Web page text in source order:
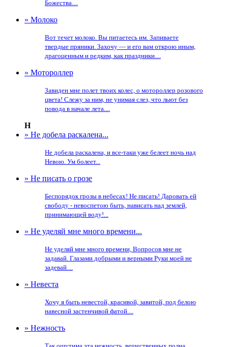
Божества....
» Молоко
Вот течет молоко. Вы питаетесь им. Запиваете
твердые пряники. Захочу — и его вам открою иным,
драгоценным и редким, как праздники....
» Мотороллер
Завиден мне полет твоих колес, о мотороллер розового
цвета! Слежу за ним, не унимая слез, что льют без
повода в начале лета....
Н
» Не добела раскалена...
Не добела раскалена, и все-таки уже белеет ночь над
Невою. Ум болеет...
» Не писать о грозе
Беспорядок грозы в небесах! Не писать! Даровать ей
свободу - невоспетою быть, нависать над землей,
принимающей воду!...
» Не уделяй мне много времени...
Не уделяй мне много времени, Вопросов мне не
задавай. Глазами добрыми и верными Руки моей не
задевай....
» Невеста
Хочу я быть невестой, красивой, завитой, под белою
навесной застенчивой фатой....
» Нежность